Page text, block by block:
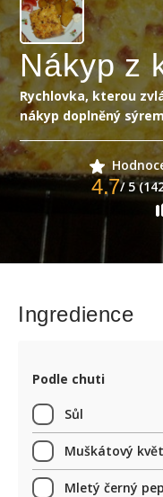
Nákyp z
Rychlovka, kterou
nákyp doplněný
4.7/ 5
Ingredience
Podle chuti
Sůl
Muškátový květ
Mletý černý